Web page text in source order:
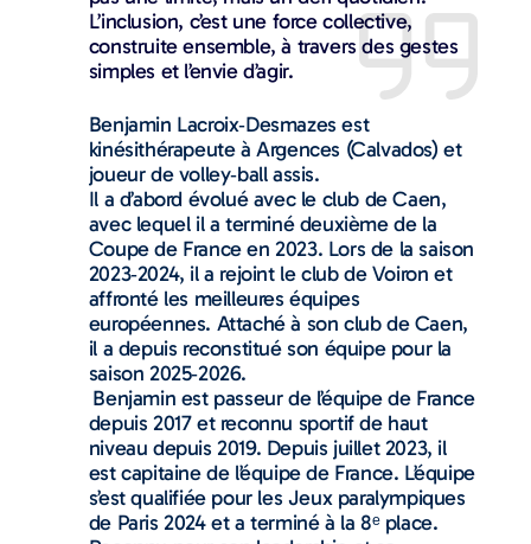
L’inclusion, c’est une force collective,
construite ensemble, à travers des gestes
simples et l’envie d’agir.
Benjamin Lacroix‑Desmazes est
kinésithérapeute à Argences (Calvados) et
joueur de volley‑ball assis.
Il a d’abord évolué avec le club de Caen,
avec lequel il a terminé deuxième de la
Coupe de France en 2023. Lors de la saison
2023‑2024, il a rejoint le club de Voiron et
affronté les meilleures équipes
européennes. Attaché à son club de Caen,
il a depuis reconstitué son équipe pour la
saison 2025‑2026.
Benjamin est passeur de l’équipe de France
depuis 2017 et reconnu sportif de haut
niveau depuis 2019. Depuis juillet 2023, il
est capitaine de l’équipe de France. L’équipe
s’est qualifiée pour les Jeux paralympiques
de Paris 2024 et a terminé à la 8ᵉ place.